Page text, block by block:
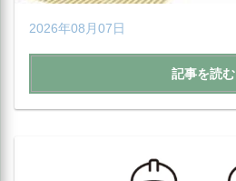
2026年08月07日
記事を読む